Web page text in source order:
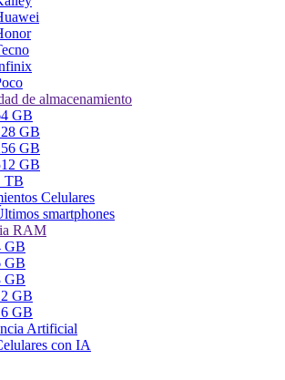
de almacenamiento
GB
GB
GB
GB
TB
Celulares
smartphones
RAM
GB
GB
GB
GB
GB
Artificial
con IA